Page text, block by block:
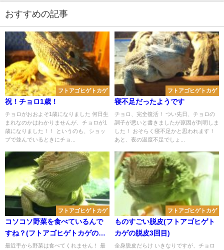
おすすめの記事
フトアゴヒゲトカゲ
祝！チョロ1歳！
チョロがおおよそ1歳になりました 何日生
まれなのかはわかりませんが、チョロが1
歳になりました！！ というのも、ショッ
プで並んでいるときにチョ...
フトアゴヒゲトカゲ
寝不足だったようです
チョロ、完全復活！ つい先日、チョロの
調子が悪いと書きましたが原因が判明しま
した！ おそらく寝不足かと思われます！
あと、夜の温度不足でしょ...
フトアゴヒゲトカゲ
コソコソ野菜を食べているんで
すね？(フトアゴヒゲトカゲの野
菜事情)
最近手から野菜は食べてくれません！ 最
フトアゴヒゲトカゲ
ものすごい脱皮(フトアゴヒゲト
カゲの脱皮3回目)
全身脱皮だらけ いきなりですが、チョロ